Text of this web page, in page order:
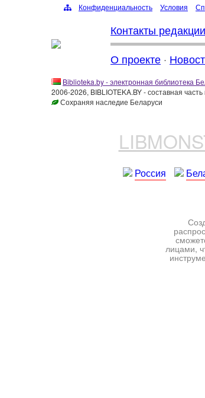
Конфиденциальность Условия
Контакты редакции
О проекте ·
Biblioteka.by - электронная библиотека
2006-2026, BIBLIOTEKA.BY - составная
Сохраняя наследие Беларуси
Россия
лицами,